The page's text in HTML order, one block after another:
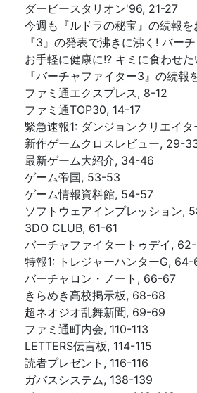
ダービースタリオン'96, 21-27
今週も『ルドラの秘宝』の続報
『3』の発表で沸きに沸く! バー
お手軽に健康に!? キミに食わせ
『バーチャファイター3』の続報
ファミ通エクスプレス, 8-12
ファミ通TOP30, 14-17
緊急速報1: ダンジョンクリエイタ
新作ゲームクロスレビュー, 29-
最新ゲーム大紹介, 34-46
ゲーム帝国, 53-53
ゲーム情報資料館, 54-57
ソフトウェアインプレッション,
3DO CLUB, 61-61
バーチャファイタートゥデイ,
特報1: トレジャーハンターG, 64-
バーチャロン・ノート, 66-67
きらめき高校掲示板, 68-68
超ネオジオ乱舞新聞, 69-69
ファミ通町内会, 110-113
LETTERS伝言板, 114-115
読者プレゼント, 116-116
ガバスシステム, 138-139